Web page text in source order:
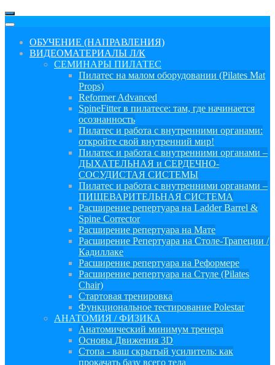
ОБУЧЕНИЕ (НАПРАВЛЕНИЯ)
ВИДЕОМАТЕРИАЛЫ Л/К
СЕМИНАРЫ ПИЛАТЕС
Пилатес на малом оборудовании (Pilates Mat
Props)
Reformer Advanced
SpineFitter в пилатесе: там, где начинается
осознанность
Пилатес и работа с внутренними органами:
откройте свой внутренний мир!
Пилатес и работа с внутренними органами –
ДЫХАТЕЛЬНАЯ и СЕРДЕЧНО-
СОСУДИСТАЯ СИСТЕМЫ
Пилатес и работа с внутренними органами –
ПИЩЕВАРИТЕЛЬНАЯ СИСТЕМА
Расширение репертуара на Ladder Barrel &
Spine Corrector
Расширение репертуара на Мате
Расширение Репертуара на Столе-Трапеции /
Кадиллаке
Расширение репертуара на Реформере
Расширение репертуара на Стуле (Pilates
Chair)
Стартовая тренировка
Функциональное тестирование Polestar
АНАТОМИЯ / ФИЗИКА
Анатомический минимум тренера
Основы Движения 3D
Стопа - ваш скрытый усилитель: как
прокачать базу всего тела